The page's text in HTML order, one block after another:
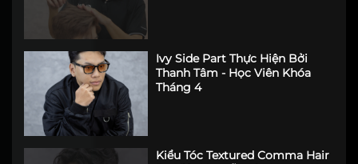
Ivy Side Part Thực Hiện Bởi
Thanh Tâm - Học Viên Khóa
Tháng 4
Kiểu Tóc Textured Comma Hair